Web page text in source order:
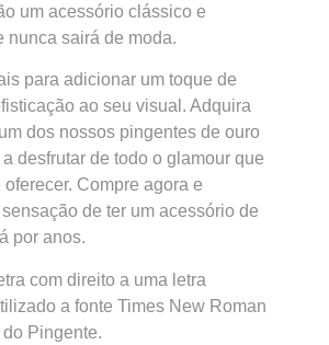
um acessório clássico e
nunca sairá de moda.
para adicionar um toque de
ao seu visual. Adquira
dos nossos pingentes de ouro
desfrutar de todo o glamour que
Compre agora e
de ter um acessório de
por anos.
com direito a uma letra
a fonte Times New Roman
Pingente.